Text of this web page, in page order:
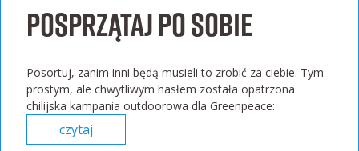
Posprzątaj po sobie
Posortuj, zanim inni będą musieli to zrobić za ciebie. Tym
prostym, ale chwytliwym hasłem została opatrzona
chilijska kampania outdoorowa dla Greenpeace:
czytaj